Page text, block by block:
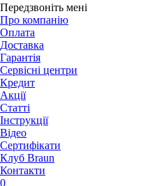
Передзвоніть мені
Про компанію
Оплата
Доставка
Гарантія
Сервісні центри
Кредит
Акції
Статті
Iнструкції
Відео
Сертифікати
Клуб Braun
Контакти
0